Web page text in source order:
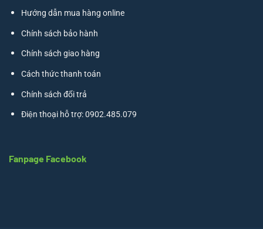
Hướng dẫn mua hàng online
Chính sách bảo hành
Chính sách giao hàng
Cách thức thanh toán
Chính sách đổi trả
Điện thoại hỗ trợ: 0902.485.079
Fanpage Facebook